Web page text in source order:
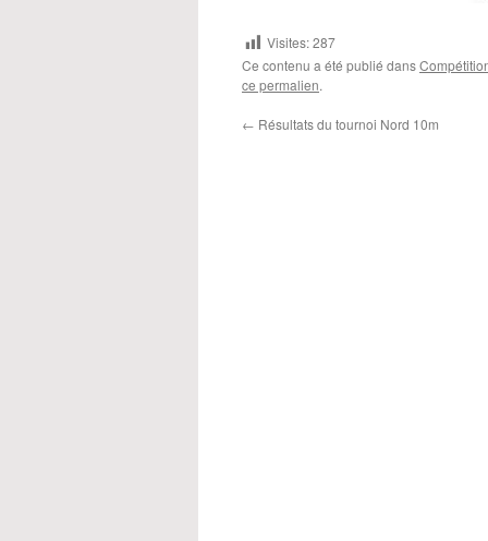
Visites:287
Ce contenu a été publié dans
ce permalien.
← Résultats du tournoi Nord 10m